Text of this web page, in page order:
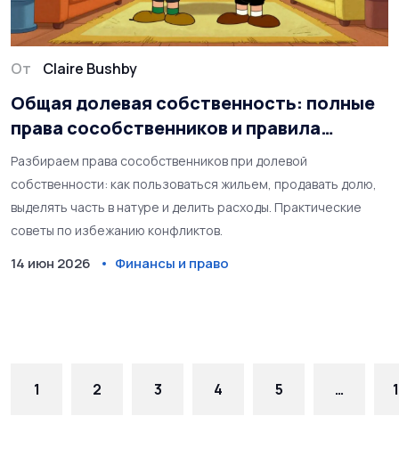
От Claire Bushby
Общая долевая собственность: полные
права сособственников и правила
раздела
Разбираем права сособственников при долевой
собственности: как пользоваться жильем, продавать долю,
выделять часть в натуре и делить расходы. Практические
советы по избежанию конфликтов.
14 июн 2026 Финансы и право
1 2 3 4 5 …